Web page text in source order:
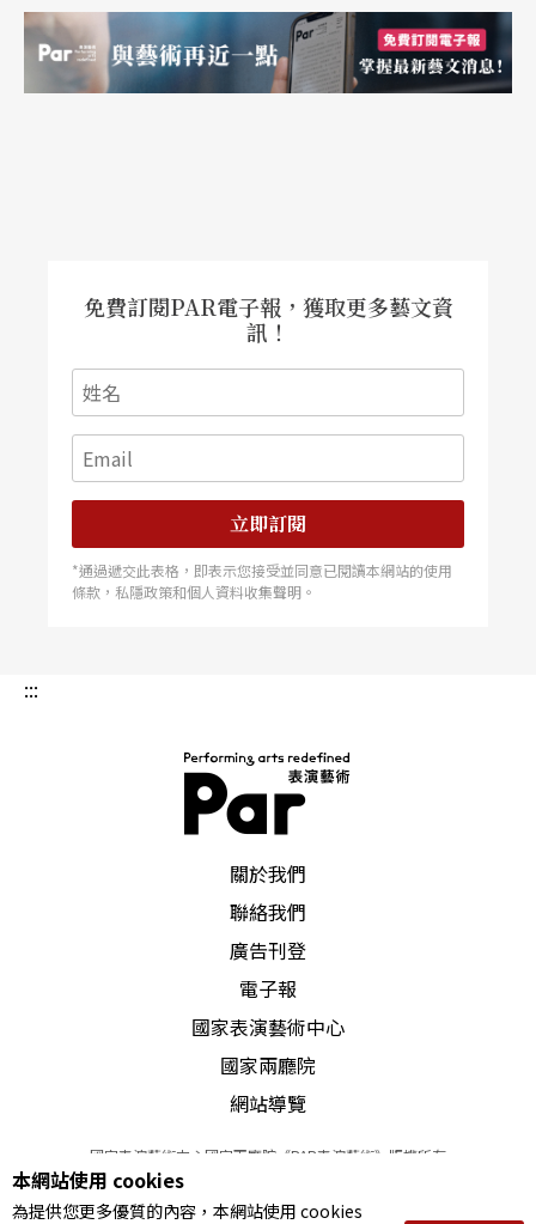
免費訂閱PAR電子報，獲取更多藝文資
訊！
立即訂閱
*通過遞交此表格，即表示您接受並同意已閱讀本網站的使用
條款，私隱政策和個人資料收集聲明。
:::
關於我們
聯絡我們
廣告刊登
電子報
國家表演藝術中心
國家兩廳院
網站導覽
國家表演藝術中心國家兩廳院《PAR表演藝術》版權所有
© 2022Performing arts redefined. All Rights Reserved
統一編號 Tax Id number 00973926
本網站使用 cookies
為提供您更多優質的內容，本網站使用 cookies